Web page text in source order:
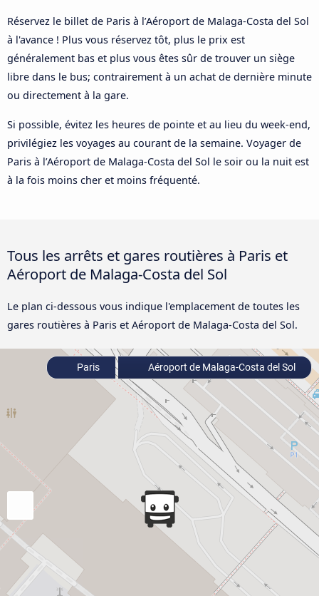
Réservez le billet de Paris à l’Aéroport de Malaga-Costa del Sol
à l'avance ! Plus vous réservez tôt, plus le prix est
généralement bas et plus vous êtes sûr de trouver un siège
libre dans le bus; contrairement à un achat de dernière minute
ou directement à la gare.
Si possible, évitez les heures de pointe et au lieu du week-end,
privilégiez les voyages au courant de la semaine. Voyager de
Paris à l’Aéroport de Malaga-Costa del Sol le soir ou la nuit est
à la fois moins cher et moins fréquenté.
Tous les arrêts et gares routières à Paris et
Aéroport de Malaga-Costa del Sol
Le plan ci-dessous vous indique l'emplacement de toutes les
gares routières à Paris et Aéroport de Malaga-Costa del Sol.
Paris Aéroport de Malaga-Costa del Sol